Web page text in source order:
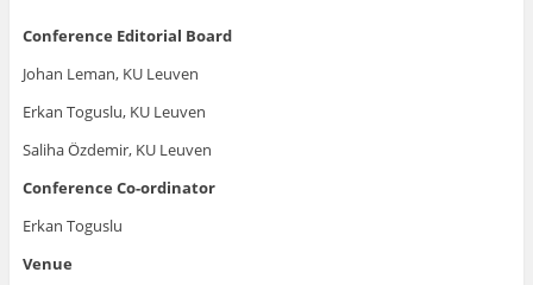
Conference Editorial Board
Johan Leman, KU Leuven
Erkan Toguslu, KU Leuven
Saliha Özdemir, KU Leuven
Conference Co-ordinator
Erkan Toguslu
Venue